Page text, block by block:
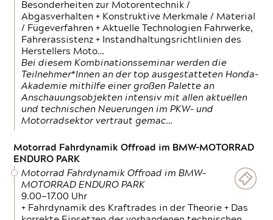
Besonderheiten zur Motorentechnik /
Abgasverhalten + Konstruktive Merkmale / Material
/ Fügeverfahren + Aktuelle Technologien Fahrwerke,
Fahrerassistenz + Instandhaltungsrichtlinien des
Herstellers Moto…
Bei diesem Kombinationsseminar werden die
Teilnehmer*Innen an der top ausgestatteten Honda-
Akademie mithilfe einer großen Palette an
Anschauungsobjekten intensiv mit allen aktuellen
und technischen Neuerungen im PKW- und
Motorradsektor vertraut gemac…
Motorrad Fahrdynamik Offroad im BMW-MOTORRAD
ENDURO PARK
Motorrad Fahrdynamik Offroad im BMW-
MOTORRAD ENDURO PARK
9.00—17.00 Uhr
+ Fahrdynamik des Kraftrades in der Theorie + Das